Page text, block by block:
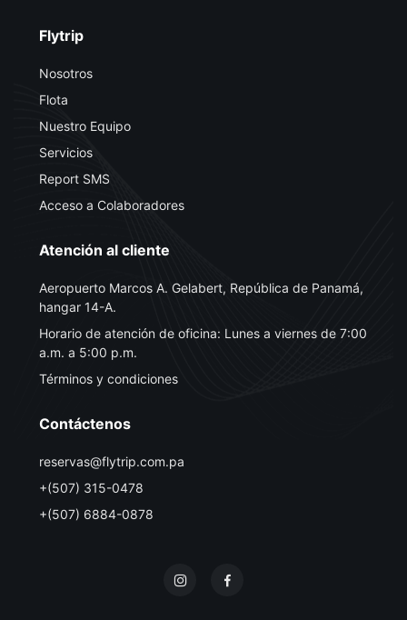
Flytrip
Nosotros
Flota
Nuestro Equipo
Servicios
Report SMS
Acceso a Colaboradores
Atención al cliente
Aeropuerto Marcos A. Gelabert, República de Panamá,
hangar 14-A.
Horario de atención de oficina: Lunes a viernes de 7:00
a.m. a 5:00 p.m.
Términos y condiciones
Contáctenos
reservas@flytrip.com.pa
+(507) 315-0478
+(507) 6884-0878